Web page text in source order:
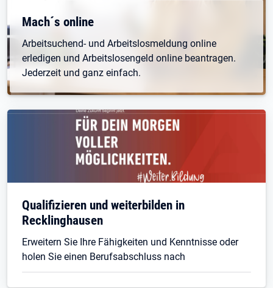
Öffnet in neuem Tab
Mach´s online
Arbeitsuchend- und Arbeitslosmeldung online
erledigen und Arbeitslosengeld online beantragen.
Jederzeit und ganz einfach.
Qualifizieren und weiterbilden in
Recklinghausen
Erweitern Sie Ihre Fähigkeiten und Kenntnisse oder
holen Sie einen Berufsabschluss nach